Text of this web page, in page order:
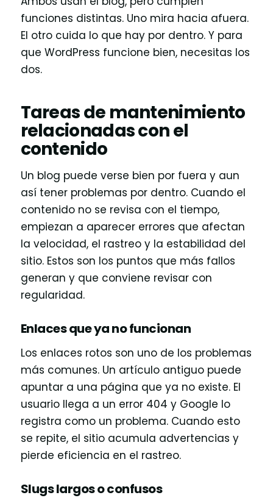
funciones distintas. Uno mira hacia afuera.
El otro cuida lo que hay por dentro. Y para
que WordPress funcione bien, necesitas los
dos.
Tareas de mantenimiento
relacionadas con el
contenido
Un blog puede verse bien por fuera y aun
así tener problemas por dentro. Cuando el
contenido no se revisa con el tiempo,
empiezan a aparecer errores que afectan
la velocidad, el rastreo y la estabilidad del
sitio. Estos son los puntos que más fallos
generan y que conviene revisar con
regularidad.
Enlaces que ya no funcionan
Los enlaces rotos son uno de los problemas
más comunes. Un artículo antiguo puede
apuntar a una página que ya no existe. El
usuario llega a un error 404 y Google lo
registra como un problema. Cuando esto
se repite, el sitio acumula advertencias y
pierde eficiencia en el rastreo.
Slugs largos o confusos